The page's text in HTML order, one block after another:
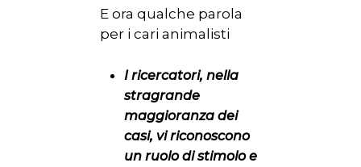
E ora qualche parola
per i cari animalisti
I ricercatori, nella
stragrande
maggioranza dei
casi, vi riconoscono
un ruolo di stimolo e